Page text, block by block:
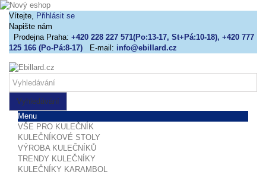
Vítejte, Přihlásit se
Napište nám
Prodejna Praha: +420 228 227 571(Po:13-17, St+Pá:10-18), +420 777
125 166 (Po-Pá:8-17)
E-mail: info@ebillard.cz
Vyhledávání
Menu
VŠE PRO KULEČNÍK
KULEČNÍKOVÉ STOLY
VÝROBA KULEČNÍKŮ
TRENDY KULEČNÍKY
KULEČNÍKY KARAMBOL